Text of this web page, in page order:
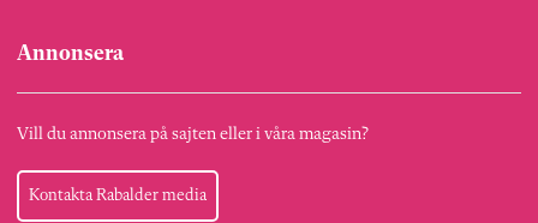
Annonsera
Vill du annonsera på sajten eller i våra magasin?
Kontakta Rabalder media